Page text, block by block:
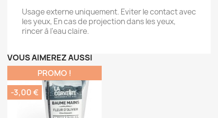
Usage externe uniquement. Eviter le contact avec
les yeux, En cas de projection dans les yeux,
rincer à l'eau claire.
VOUS AIMEREZ AUSSI
PROMO !
-3,00 €